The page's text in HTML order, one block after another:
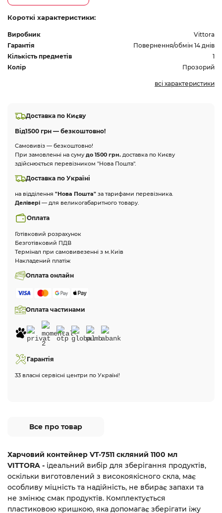
Короткі характеристики:
Виробник
Vittora
Гарантія
Повернення/обмін 14 днів
Кількість предметів
1
Колір
Прозорий
всі характеристики
Доставка по Києву
Від1500 грн — безкоштовно!
Самовивіз — безкоштовно!
При замовленні на суму до 1500 грн. доставка по Києву
здійснюється перевізником "Нова Пошта".
Доставка по Україні
на відділення "Нова Пошта" за тарифами перевізника.
Делівері — для великогабаритного товару.
Оплата
Готівковий розрахунок
Безготівковий ПДВ
Термінал при самовивезенні з м.Київ
Накладений платіж
Оплата онлайн
Оплата частинами
Гарантія
33 власні сервісні центри по Україні!
Все про товар
Харчовий контейнер VT-7511 скляний 1100 мл
VITTORA - ідеальний вибір для зберігання продуктів,
оскільки виготовлений з високоякісного скла, має
особливу міцність та надійність, не вбирає запахи та
не змінює смак продуктів. Комплектується
пластиковою кришкою, яка допомагає зберігати їжу